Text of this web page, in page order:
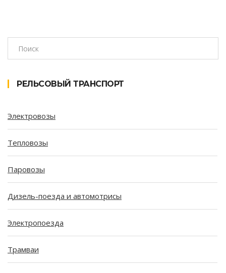
РЕЛЬСОВЫЙ ТРАНСПОРТ
Электровозы
Тепловозы
Паровозы
Дизель-поезда и автомотрисы
Электропоезда
Трамваи